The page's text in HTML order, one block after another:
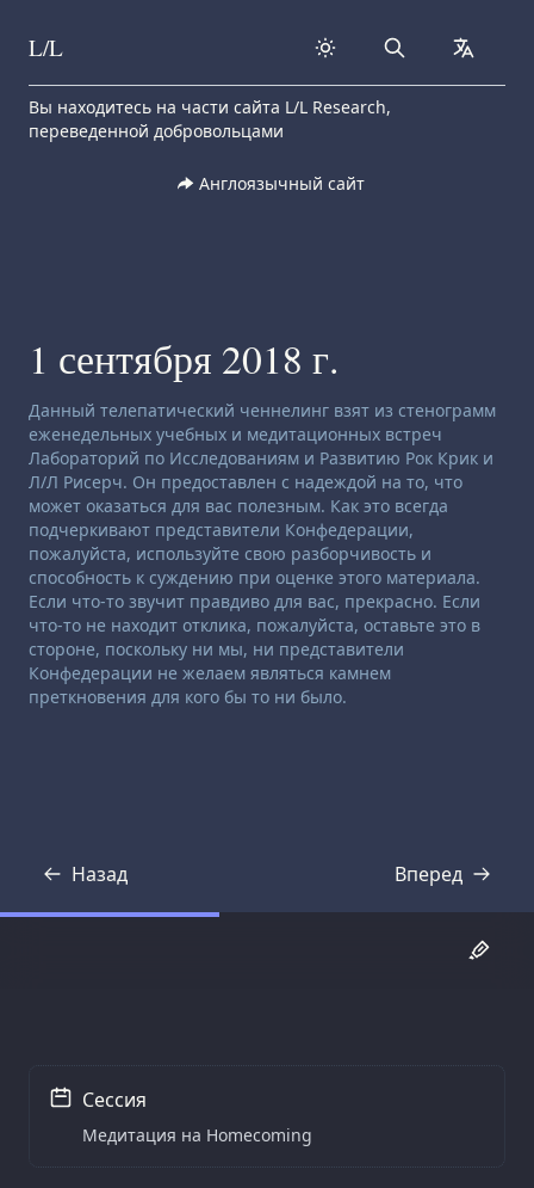
Skip to content
L/L Search
Вы находитесь на части сайта L/L Research,
переведенной добровольцами
Англоязычный сайт
1 сентября 2018 г.
Заявление об отказе от ответственности:
Данный телепатический ченнелинг взят из стенограмм
еженедельных учебных и медитационных встреч
Лабораторий по Исследованиям и Развитию Рок Крик и
Л/Л Рисерч. Он предоставлен с надеждой на то, что
может оказаться для вас полезным. Как это всегда
подчеркивают представители Конфедерации,
пожалуйста, используйте свою разборчивость и
способность к суждению при оценке этого материала.
Если что-то звучит правдиво для вас, прекрасно. Если
что-то не находит отклика, пожалуйста, оставьте это в
стороне, поскольку ни мы, ни представители
Конфедерации не желаем являться камнем
преткновения для кого бы то ни было.
Назад
Стенограмма Вперед
Стенограмма
Сессия
Медитация на Homecoming